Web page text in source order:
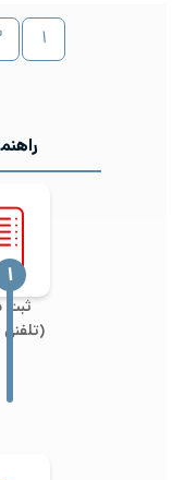
ثبت
(تلفنی
‍۱